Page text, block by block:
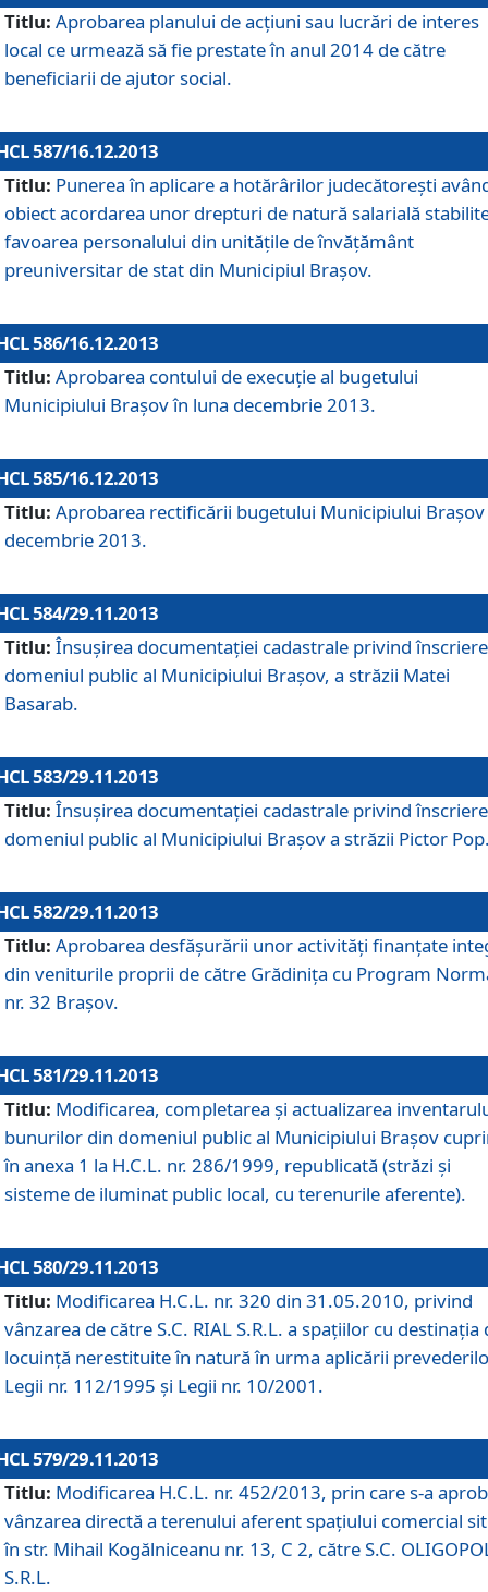
Titlu: Aprobarea planului de acţiuni sau lucrări de interes
local ce urmează să fie prestate în anul 2014 de către
beneficiarii de ajutor social.
587/16.12.2013
Titlu: Punerea în aplicare a hotărârilor judecătoreşti
obiect acordarea unor drepturi de natură salarială
favoarea personalului din unităţile de învăţământ
preuniversitar de stat din Municipiul Braşov.
586/16.12.2013
Titlu: Aprobarea contului de execuţie al bugetului
Municipiului Braşov în luna decembrie 2013.
585/16.12.2013
Titlu: Aprobarea rectificării bugetului Municipiului Braşov
decembrie 2013.
584/29.11.2013
Titlu: Însuşirea documentaţiei cadastrale privind
domeniul public al Municipiului Braşov, a străzii Matei
Basarab.
583/29.11.2013
Titlu: Însuşirea documentaţiei cadastrale privind
domeniul public al Municipiului Braşov a străzii Pictor
582/29.11.2013
Titlu: Aprobarea desfăşurării unor activităţi finanţate
din veniturile proprii de către Grădiniţa cu Program
nr. 32 Braşov.
581/29.11.2013
Titlu: Modificarea, completarea şi actualizarea
bunurilor din domeniul public al Municipiului Braşov
în anexa 1 la H.C.L. nr. 286/1999, republicată (străzi şi
sisteme de iluminat public local, cu terenurile aferente).
580/29.11.2013
Titlu: Modificarea H.C.L. nr. 320 din 31.05.2010, privind
vânzarea de către S.C. RIAL S.R.L. a spaţiilor cu destinaţia
locuinţă nerestituite în natură în urma aplicării
Legii nr. 112/1995 şi Legii nr. 10/2001.
579/29.11.2013
Titlu: Modificarea H.C.L. nr. 452/2013, prin care s-a
vânzarea directă a terenului aferent spaţiului comercial
în str. Mihail Kogălniceanu nr. 13, C 2, către S.C.
S.R.L.